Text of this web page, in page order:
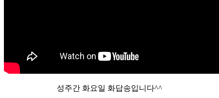
성주간 화요일 화답송입니다^^